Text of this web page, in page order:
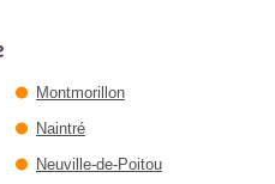
Montmorillon
Naintré
Neuville-de-Poitou